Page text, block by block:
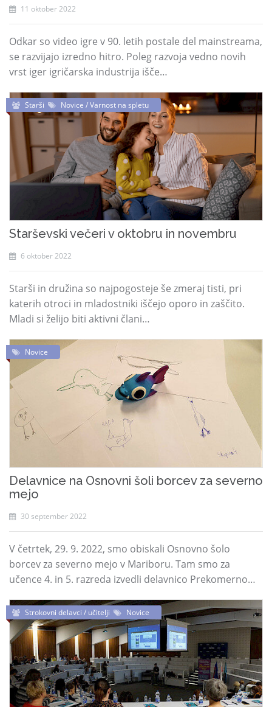
11 oktober 2022
Odkar so video igre v 90. letih postale del mainstreama,
se razvijajo izredno hitro. Poleg razvoja vedno novih
vrst iger igričarska industrija išče…
Starši Novice / Varnost na spletu
Starševski večeri v oktobru in novembru
6 oktober 2022
Starši in družina so najpogosteje še zmeraj tisti, pri
katerih otroci in mladostniki iščejo oporo in zaščito.
Mladi si želijo biti aktivni člani…
Novice
Delavnice na Osnovni šoli borcev za severno
mejo
30 september 2022
V četrtek, 29. 9. 2022, smo obiskali Osnovno šolo
borcev za severno mejo v Mariboru. Tam smo za
učence 4. in 5. razreda izvedli delavnico Prekomerno…
Strokovni delavci / učitelji Novice